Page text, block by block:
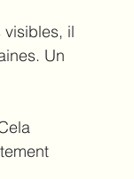
visibles, il
Un